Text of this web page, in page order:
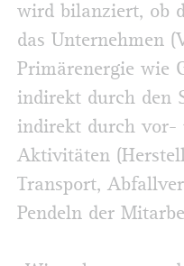
wird bilanziert, ob
das Unternehmen
Primärenergie wie
indirekt durch den
indirekt durch vor-
Aktivitäten
Transport,
Pendeln der